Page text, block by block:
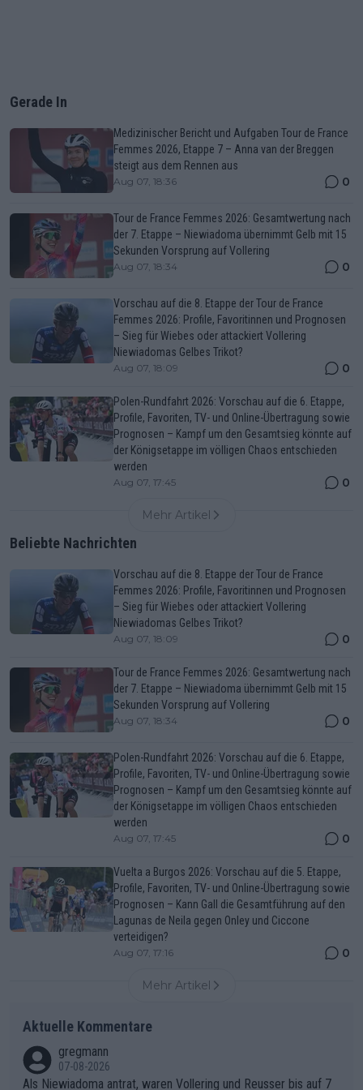
Gerade In
Medizinischer Bericht und Aufgaben Tour de France
Femmes 2026, Etappe 7 – Anna van der Breggen
steigt aus dem Rennen aus
Aug 07, 18:36 0
Tour de France Femmes 2026: Gesamtwertung nach
der 7. Etappe – Niewiadoma übernimmt Gelb mit 15
Sekunden Vorsprung auf Vollering
Aug 07, 18:34 0
Vorschau auf die 8. Etappe der Tour de France
Femmes 2026: Profile, Favoritinnen und Prognosen
– Sieg für Wiebes oder attackiert Vollering
Niewiadomas Gelbes Trikot?
Aug 07, 18:09 0
Polen-Rundfahrt 2026: Vorschau auf die 6. Etappe,
Profile, Favoriten, TV- und Online-Übertragung sowie
Prognosen – Kampf um den Gesamtsieg könnte auf
der Königsetappe im völligen Chaos entschieden
werden
Aug 07, 17:45 0
Mehr Artikel
Beliebte Nachrichten
Vorschau auf die 8. Etappe der Tour de France
Femmes 2026: Profile, Favoritinnen und Prognosen
– Sieg für Wiebes oder attackiert Vollering
Niewiadomas Gelbes Trikot?
Aug 07, 18:09 0
Tour de France Femmes 2026: Gesamtwertung nach
der 7. Etappe – Niewiadoma übernimmt Gelb mit 15
Sekunden Vorsprung auf Vollering
Aug 07, 18:34 0
Polen-Rundfahrt 2026: Vorschau auf die 6. Etappe,
Profile, Favoriten, TV- und Online-Übertragung sowie
Prognosen – Kampf um den Gesamtsieg könnte auf
der Königsetappe im völligen Chaos entschieden
werden
Aug 07, 17:45 0
Vuelta a Burgos 2026: Vorschau auf die 5. Etappe,
Profile, Favoriten, TV- und Online-Übertragung sowie
Prognosen – Kann Gall die Gesamtführung auf den
Lagunas de Neila gegen Onley und Ciccone
verteidigen?
Aug 07, 17:16 0
Mehr Artikel
Aktuelle Kommentare
gregmann
07-08-2026
Als Niewiadoma antrat, waren Vollering und Reusser bis auf 7